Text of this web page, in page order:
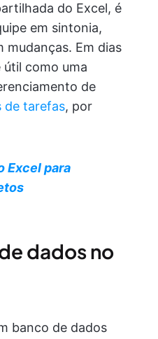
do Excel, é
em sintonia,
mudanças. Em dias
útil como uma
de
de tarefas, por
Excel para
dados no
banco de dados